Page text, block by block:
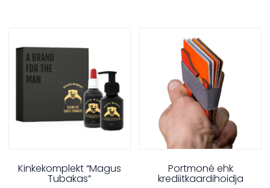
Kinkekomplekt “Magus
Tubakas”
Portmoné ehk
krediitkaardihoidja